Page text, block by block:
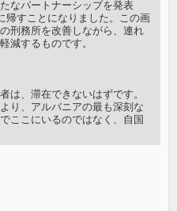
なパートナーシップを発表
帰すことになりました。この画
刑務所を改善しながら、連れ
減するものです。
は、滞在できないはずです。
り、アルバニアの最も深刻な
ここにいるのではなく、自国